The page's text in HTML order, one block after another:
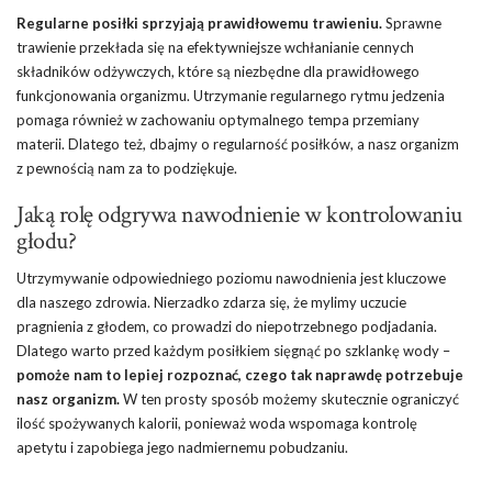
Regularne posiłki sprzyjają prawidłowemu trawieniu.Sprawne
trawienie przekłada się na efektywniejsze wchłanianie cennych
składników odżywczych, które są niezbędne dla prawidłowego
funkcjonowania organizmu. Utrzymanie regularnego rytmu jedzenia
pomaga również w zachowaniu optymalnego tempa przemiany
materii. Dlatego też, dbajmy o regularność posiłków, a nasz organizm
z pewnością nam za to podziękuje.
Jaką rolę odgrywa nawodnienie w kontrolowaniu
głodu?
Utrzymywanie odpowiedniego poziomu nawodnienia jest kluczowe
dla naszego zdrowia. Nierzadko zdarza się, że mylimy uczucie
pragnienia z głodem, co prowadzi do niepotrzebnego podjadania.
Dlatego warto przed każdym posiłkiem sięgnąć po szklankę wody –
pomoże nam to lepiej rozpoznać, czego tak naprawdę potrzebuje
nasz organizm.W ten prosty sposób możemy skutecznie ograniczyć
ilość spożywanych kalorii, ponieważ woda wspomaga kontrolę
apetytu i zapobiega jego nadmiernemu pobudzaniu.